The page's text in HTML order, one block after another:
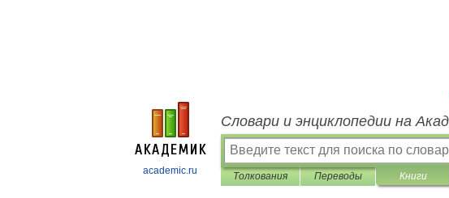
academic.ru
Словари и энциклопедии на
Толкования Переводы Книги